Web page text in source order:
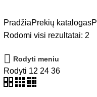
PradžiaPrekių katalogas
Rodomi visi rezultatai: 2
Rodyti meniu
Rodyti 12 24 36